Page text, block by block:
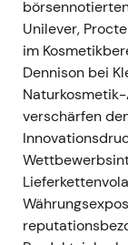
der Pandemie-
organischem
Verbesserung;
Umsetzung
Aufwärtstrend
16. Dez. 2022-
Spezialist) zur
Akne/
Biomedic wird
Unilever,
im
Dennison bei
verschärfen